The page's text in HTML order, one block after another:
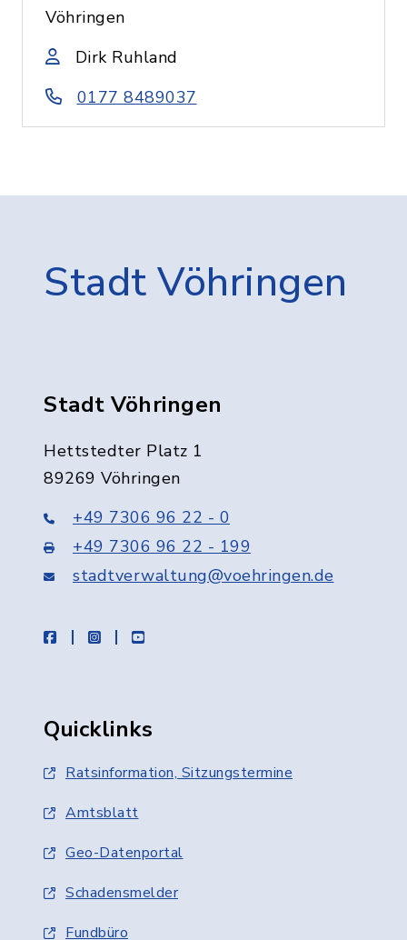
Vöhringen
Dirk Ruhland
0177 8489037
Stadt Vöhringen
Stadt Vöhringen
Hettstedter Platz 1
89269 Vöhringen
+49 7306 96 22 - 0
+49 7306 96 22 - 199
stadtverwaltung@voehringen.de
facebookinstagramyoutube
Quicklinks
Ratsinformation, Sitzungstermine
Amtsblatt
Geo-Datenportal
Schadensmelder
Fundbüro